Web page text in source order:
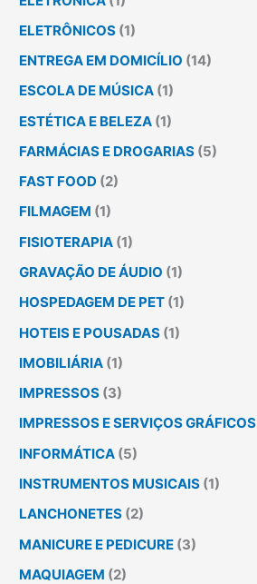
ELETRÔNICOS (1)
ENTREGA EM DOMICÍLIO (14)
ESCOLA DE MÚSICA (1)
ESTÉTICA E BELEZA (1)
FARMÁCIAS E DROGARIAS (5)
FAST FOOD (2)
FILMAGEM (1)
FISIOTERAPIA (1)
GRAVAÇÃO DE ÁUDIO (1)
HOSPEDAGEM DE PET (1)
HOTEIS E POUSADAS (1)
IMOBILIÁRIA (1)
IMPRESSOS (3)
IMPRESSOS E SERVIÇOS GRÁFICOS
INFORMÁTICA (5)
INSTRUMENTOS MUSICAIS (1)
LANCHONETES (2)
MANICURE E PEDICURE (3)
MAQUIAGEM (2)